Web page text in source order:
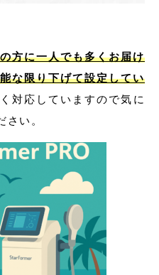
方に一人でも多くお届け
な限り下げて設定してい
対応していますので気に
さい。